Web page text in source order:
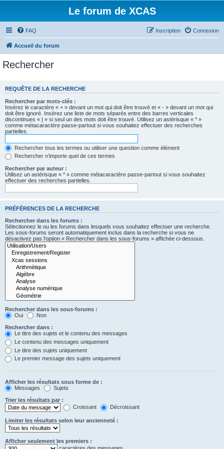
Le forum de XCAS
FAQ Connexion
Inscription
Accueil du forum
Rechercher
REQUÊTE DE LA RECHERCHE
Rechercher par mots-clés :
Insérez le caractère « + » devant un mot qui doit être trouvé et « - » devant un mot qui
doit être ignoré. Insérez une liste de mots séparés entre des barres verticales
discontinues « | » si seul un des mots doit être trouvé. Utilisez un astérisque « * »
comme métacaractère passe-partout si vous souhaitez effectuer des recherches
partielles.
Rechercher tous les termes ou utiliser une question comme élément
Rechercher n’importe quel de ces termes
Rechercher par auteur :
Utilisez un astérisque « * » comme métacaractère passe-partout si vous souhaitez
effectuer des recherches partielles.
PRÉFÉRENCES DE LA RECHERCHE
Rechercher dans les forums :
Sélectionnez le ou les forums dans lesquels vous souhaitez effectuer une recherche.
Les sous-forums seront automatiquement inclus dans la recherche si vous ne
désactivez pas l’option « Rechercher dans les sous-forums » affichée ci-dessous.
Rechercher dans les sous-forums :
Oui
Non
Rechercher dans :
Le titre des sujets et le contenu des messages
Le contenu des messages uniquement
Le titre des sujets uniquement
Le premier message des sujets uniquement
Afficher les résultats sous forme de :
Messages
Sujets
Trier les résultats par :
Croissant
Décroissant
Limiter les résultats selon leur ancienneté :
Afficher seulement les premiers :